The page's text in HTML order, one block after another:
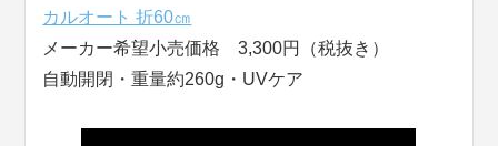
カルオート 折60㎝
メーカー希望小売価格 3,300円（税抜き）
自動開閉・重量約260g・UVケア